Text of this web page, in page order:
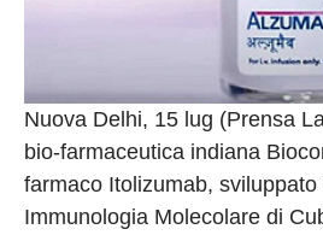
Nuova Delhi, 15 lug (Prensa
bio-farmaceutica indiana
farmaco Itolizumab, sviluppato
Immunologia Molecolare di